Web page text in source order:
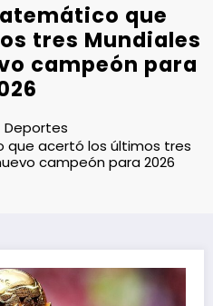
que
tres Mundiales
campeón para
Deportes
que acertó los últimos tres
campeón para 2026